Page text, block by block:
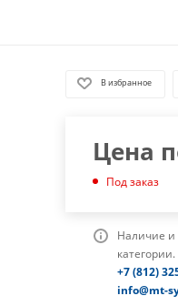
В избранное
Цена
Под заказ
Наличие и
категории.
+7 (812)
info@mt-